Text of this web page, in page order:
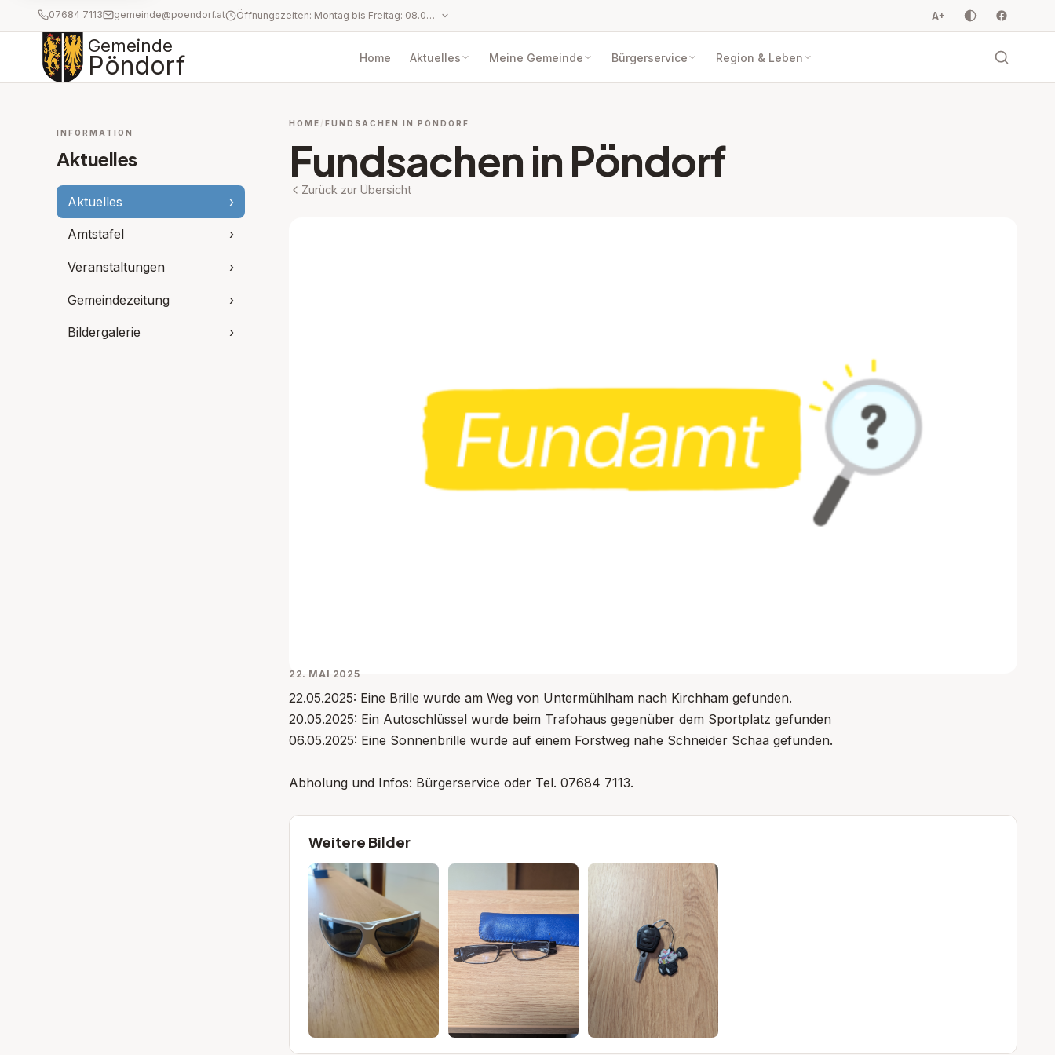
07684 7113 gemeinde@poendorf.at Öffnungszeiten: Montag bis Freitag: 08.00 bis 12.00 Uhr Dienstag: 08.00 bis 12.00 Uhr und 13.00 bis 17.00 Uhr A+
Gemeinde
Pöndorf Home Aktuelles Meine Gemeinde Bürgerservice Region & Leben
INFORMATION
Aktuelles
Aktuelles ›
Amtstafel ›
Veranstaltungen ›
Gemeindezeitung ›
Bildergalerie ›
HOME FUNDSACHEN IN PÖNDORF
Fundsachen in Pöndorf
Zurück zur Übersicht
22. MAI 2025
22.05.2025: Eine Brille wurde am Weg von Untermühlham nach Kirchham gefunden.
20.05.2025: Ein Autoschlüssel wurde beim Trafohaus gegenüber dem Sportplatz gefunden
06.05.2025: Eine Sonnenbrille wurde auf einem Forstweg nahe Schneider Schaa gefunden.
Abholung und Infos: Bürgerservice oder Tel. 07684 7113.
Weitere Bilder